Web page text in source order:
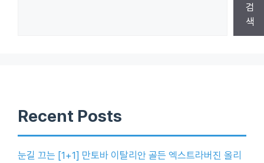
검
색
Recent Posts
눈길 끄는 [1+1] 만토바 이탈리안 골든 엑스트라버진 올리